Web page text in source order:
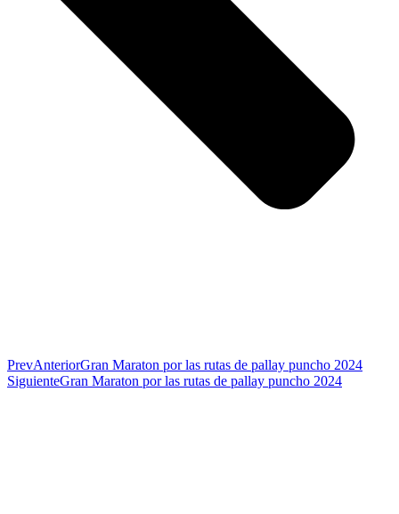
PrevAnteriorGran Maraton por las rutas de pallay puncho 2024
SiguienteGran Maraton por las rutas de pallay puncho 2024